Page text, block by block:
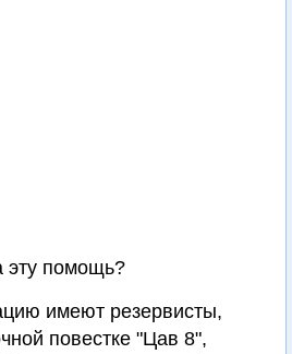
эту помощь?
имеют резервисты,
повестке "Цав 8",